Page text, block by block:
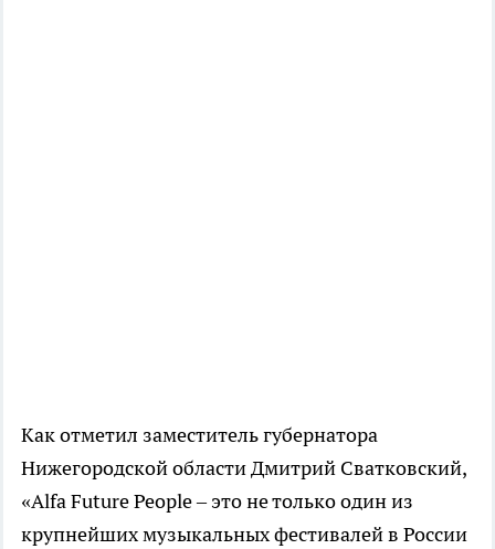
Как отметил заместитель губернатора
Нижегородской области Дмитрий Сватковский,
«Alfa Future People – это не только один из
крупнейших музыкальных фестивалей в России